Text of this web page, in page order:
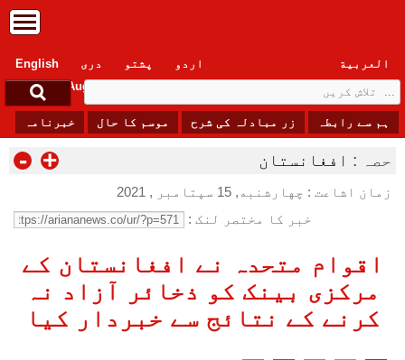
English دری پشتو العربیة
اردو
Friday, 7 August , 2026
ہم سے رابطہ زر مبادلہ کی شرح موسم کا حال خبرنامہ
حصہ : افغانستان - +
زمان اشاعت : چهارشنبه, 15 سپتامبر , 2021
خبر کا مختصر لنک :
اقوام متحدہ نے افغانستان کے
مرکزی بینک کو ذخائر آزاد نہ
کرنے کے نتائج سے خبردار کیا